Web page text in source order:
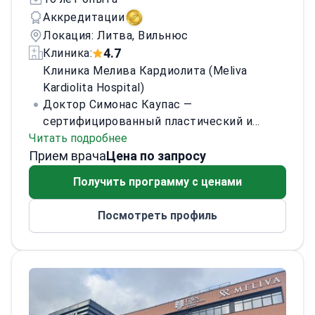
Аккредитации
Локация: Литва, Вильнюс
Клиника:
4.7
Клиника Мелива Кардиолита (Meliva
Kardiolita Hospital)
Доктор Симонас Каупас —
сертифицированный пластический и
реконструктивный хирург. Он имеет
обширный клинический опыт и прошёл
хирургии в Вильнюсском университете.
международные стажировки по хирургии
проходил повышение квалификации в
различных странах Европы. Доктор
Каупас специализируется на
Читать подробнее
Прием врачаЦена по запросу
Получить программу с ценами
Посмотреть профиль